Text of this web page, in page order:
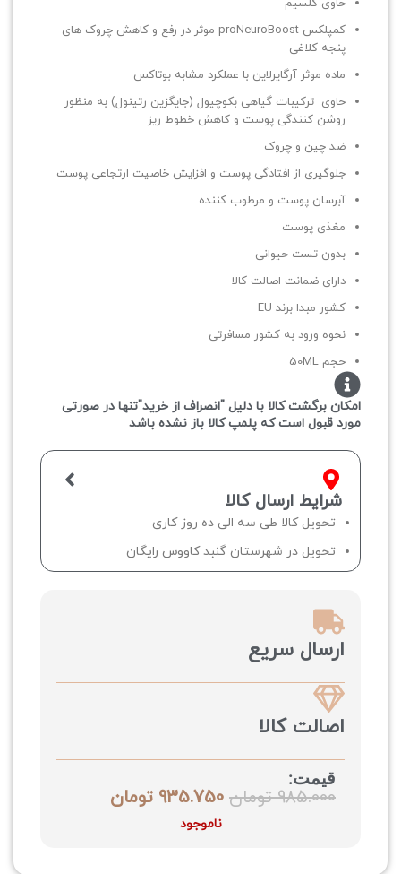
حاوی کلسیم
کمپلکس proNeuroBoost موثر در رفع و کاهش چروک های
پنجه کلاغی
ماده موثر آرگایرلاین با عملکرد مشابه بوتاکس
حاوی ترکیبات گیاهی بکوچیول (جایگزین رتینول) به منظور
روشن کنندگی پوست و کاهش خطوط ریز
ضد چین و چروک
جلوگیری از افتادگی پوست و افزایش خاصیت ارتجاعی پوست
آبرسان پوست و مرطوب کننده
مغذی پوست
بدون تست حیوانی
دارای ضمانت اصالت کالا
کشور مبدا برند EU
نحوه ورود به کشور مسافرتی
حجم 50ML
امکان برگشت کالا با دلیل "انصراف از خرید"تنها در صورتی
مورد قبول است که پلمپ کالا باز نشده باشد
شرایط ارسال کالا
تحویل کالا طی سه الی ده روز کاری
تحویل در شهرستان گنبد کاووس رایگان
ارسال سریع
اصالت کالا
قیمت:
985.000 تومان 935.750 تومان
ناموجود